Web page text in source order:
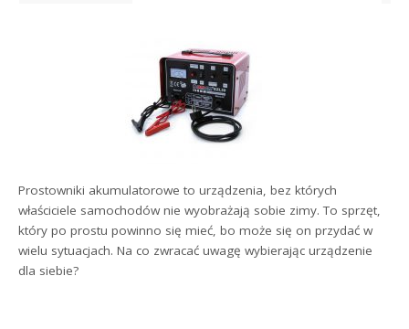
Prostowniki akumulatorowe to urządzenia, bez których
właściciele samochodów nie wyobrażają sobie zimy. To sprzęt,
który po prostu powinno się mieć, bo może się on przydać w
wielu sytuacjach. Na co zwracać uwagę wybierając urządzenie
dla siebie?